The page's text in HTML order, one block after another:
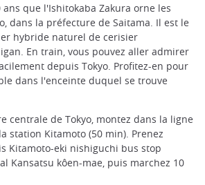
que l'Ishitokaba Zakura orne les
dans la préfecture de Saitama. Il est le
hybride naturel de cerisier
En train, vous pouvez aller admirer
depuis Tokyo. Profitez-en pour
dans l'enceinte duquel se trouve
centrale de Tokyo, montez dans la ligne
station Kitamoto (50 min). Prenez
Kitamoto-eki nishiguchi bus stop
Kansatsu kôen-mae, puis marchez 10